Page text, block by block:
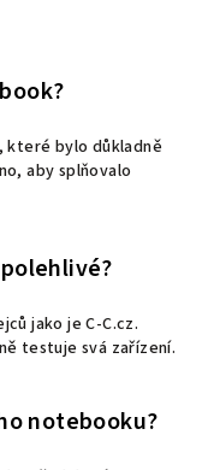
které bylo důkladně
aby splňovalo
jako je C-C.cz.
testuje svá zařízení.
notebooku?